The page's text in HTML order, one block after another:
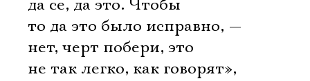
да се, да это. Чтобы
то да это было исправно, —
нет, черт побери, это
не так легко, как говорят»,